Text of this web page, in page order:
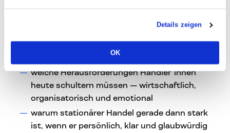
Details zeigen
OK
welche Herausforderungen Händler*innen
heute schultern müssen — wirtschaftlich,
organisatorisch und emotional
warum stationärer Handel gerade dann stark
ist, wenn er persönlich, klar und glaubwürdig